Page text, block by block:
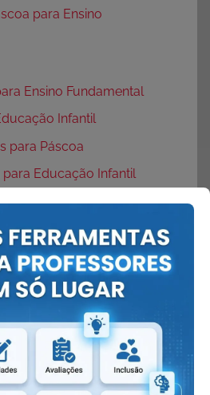
para Ensino
Ensino Fundamental
Infantil
para Páscoa
Educação Infantil
dia de aula?
dia de aula